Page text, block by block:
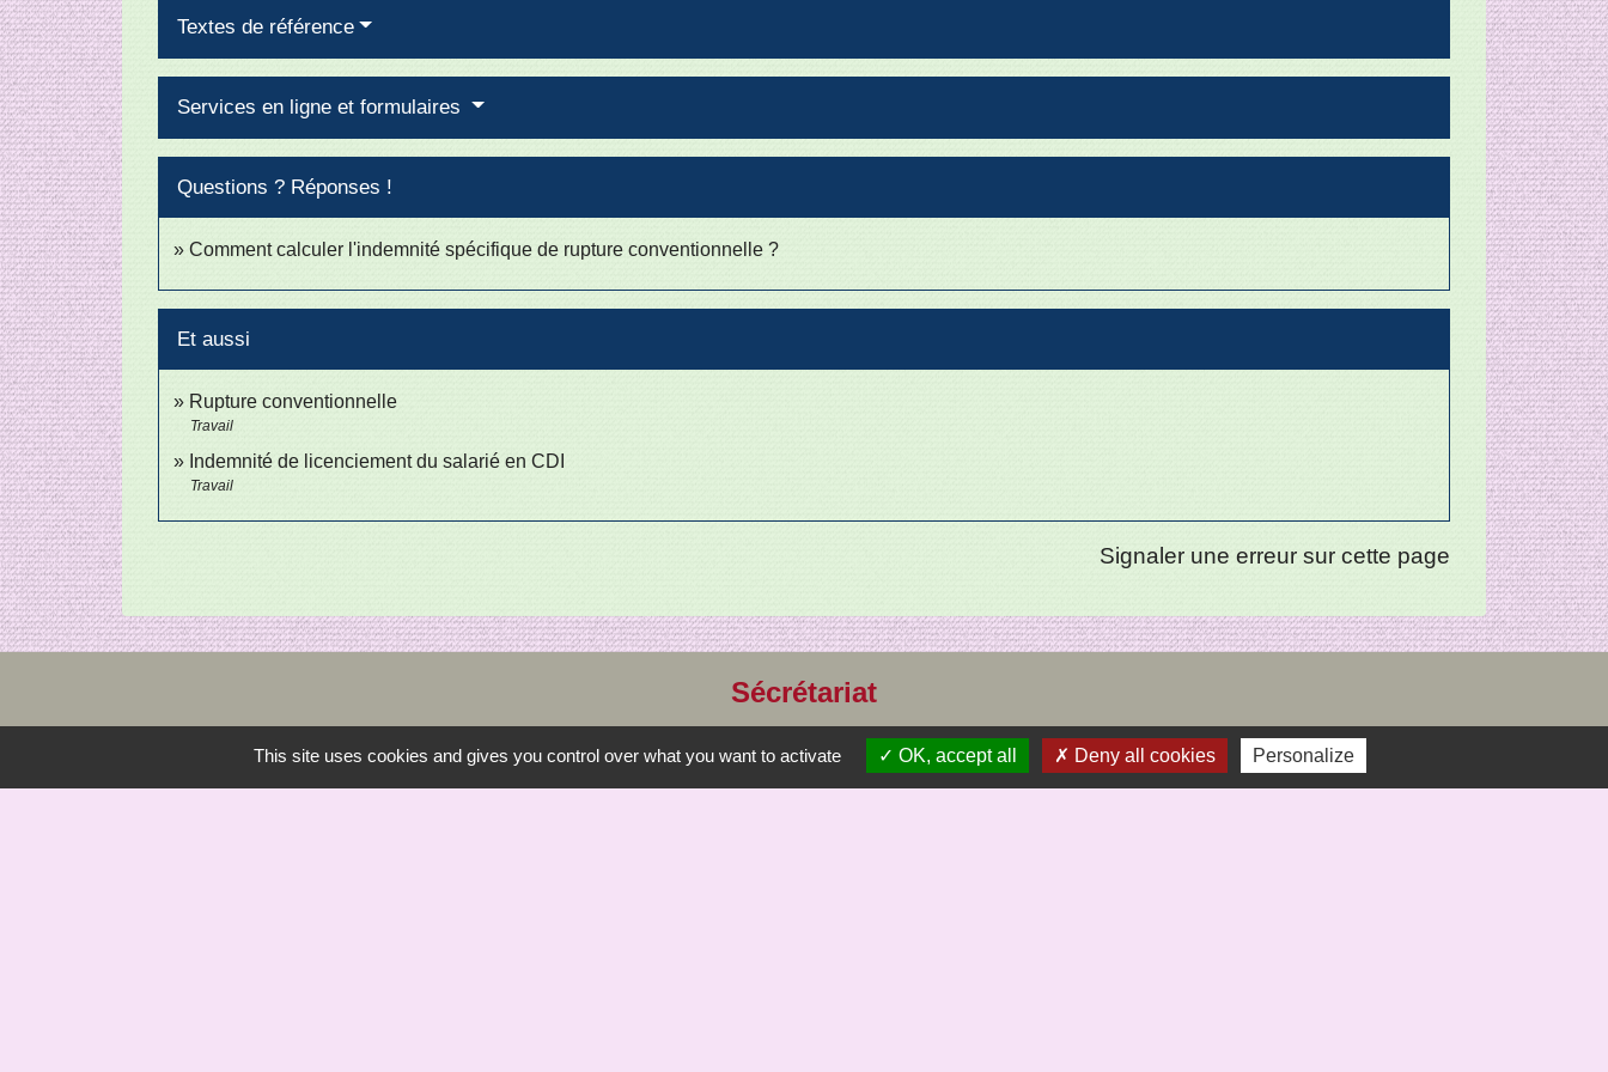
Textes de référence
Services en ligne et formulaires
Questions ? Réponses !
Comment calculer l'indemnité spécifique de rupture conventionnelle ?
Et aussi
Rupture conventionnelle
Travail
Indemnité de licenciement du salarié en CDI
Travail
Signaler une erreur sur cette page
Sécrétariat
Commune de Saint-Bômer-les-Forges
8, rue de la Mairie
This site uses cookies and gives you control over what you want to activate OK, accept all Deny all cookies Personalize